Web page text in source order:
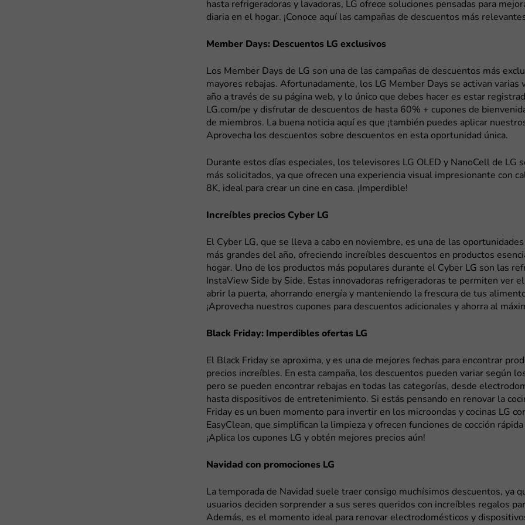
hasta refrigeradoras y lavadoras, LG ofrece soluciones pensadas para
diaria en el hogar. ¡Conoce aquí las campañas de descuentos más
Member Days: Descuentos LG exclusivos
Los Member Days de LG son una de las campañas de descuentos más
mayores rebajas. Afortunadamente, los LG Member Days se activan varias
año a través de su página web, y lo único que debes hacer es estar
LG.com/pe y disfrutar de descuentos de hasta 60% + cupones de
de miembros. La buena noticia aquí es que ¡también puedes aplicar
Aprovecha los descuentos sobre descuentos en esta oportunidad única.
Durante estos días especiales, los televisores LG OLED y NanoCell de LG
más solicitados, ya que ofrecen una experiencia visual impresionante con
8K, ideal para crear un cine en casa. ¡Imperdible!
Increíbles precios Cyber LG
El Cyber LG, que se lleva a cabo en noviembre, es una de las
más grandes del año, ofreciendo increíbles descuentos en productos
hogar. Uno de los productos más populares durante el Cyber LG son las
InstaView Side by Side. Estas innovadoras refrigeradoras te permiten ver
abrir la puerta, ahorrando energía y manteniendo la frescura de tus
¡Aprovecha nuestros cupones para descuentos adicionales y ahorra al
Black Friday: Imperdibles ofertas LG
El Black Friday se aproxima, y es una de mejores fechas para encontrar
precios increíbles. En esta campaña, los descuentos pueden variar según
pero se pueden encontrar rebajas en todas las categorías, desde
hasta dispositivos de entretenimiento. Si estás pensando en renovar la
Friday es un buen momento para invertir en los microondas y cocinas LG
EasyClean, que simplifican la limpieza y ofrecen funciones de cocción rápida
¡Aplica los cupones LG y obtén mejores precios aún!
Navidad con promociones LG
La temporada de Navidad suele traer consigo muchísimos descuentos, ya
usuarios deciden sorprender a sus seres queridos con increíbles regalos
Además, es el momento ideal para renovar electrodomésticos y